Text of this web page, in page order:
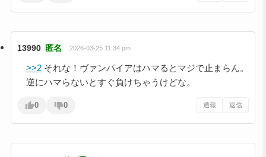
13990 匿名 2026-03-25 11:34 pm
>>2それな！ヴァンパイアはハマるとマジで止まらん。
逆にハマらないとすぐ負けちゃうけどな。
0 0 通報 返信